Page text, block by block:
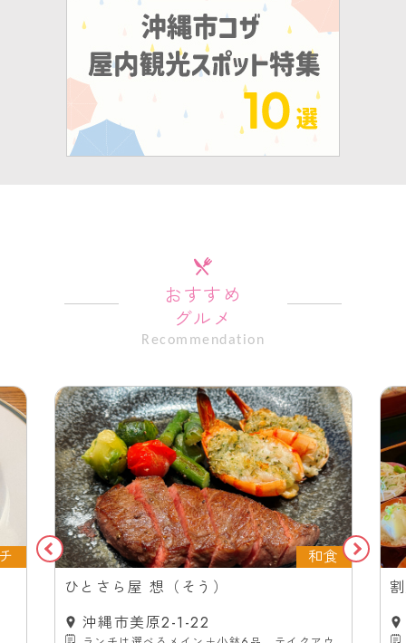
おすすめ
グルメ
Recommendation
和食
ひとさら屋 想（そう）
沖縄市美原2-1-22